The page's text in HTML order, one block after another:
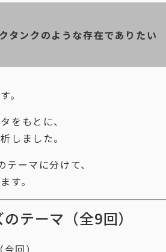
タンクのような存在でありたい
。
をもとに、
しました。
ーマに分けて、
す。
テーマ（全9回）
回）